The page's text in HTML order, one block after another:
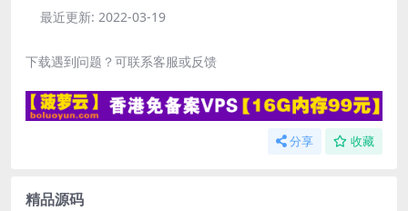
最近更新: 2022-03-19
下载遇到问题？可联系客服或反馈
分享 收藏
精品源码